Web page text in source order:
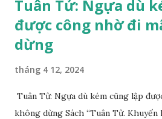
Tuân Tử: Ngựa dù
được công nhờ đi
dừng
tháng 4 12, 2024
Tuân Tử: Ngựa dù kém cũng lập
không dừng Sách “Tuân Tử. Khuyến